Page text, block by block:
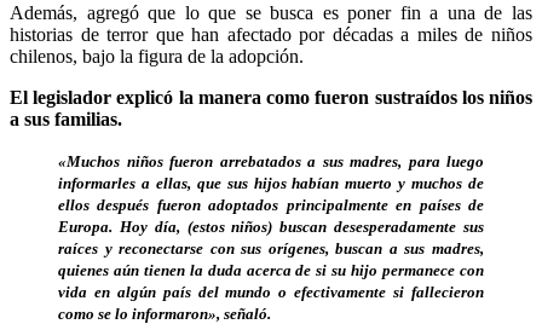
Además, agregó que lo que se busca es poner fin a una de las
historias de terror que han afectado por décadas a miles de niños
chilenos, bajo la figura de la adopción.
El legislador explicó la manera como fueron sustraídos los niños
a sus familias.
«Muchos niños fueron arrebatados a sus madres, para luego
informarles a ellas, que sus hijos habían muerto y muchos de
ellos después fueron adoptados principalmente en países de
Europa. Hoy día, (estos niños) buscan desesperadamente sus
raíces y reconectarse con sus orígenes, buscan a sus madres,
quienes aún tienen la duda acerca de si su hijo permanece con
vida en algún país del mundo o efectivamente si fallecieron
como se lo informaron», señaló.